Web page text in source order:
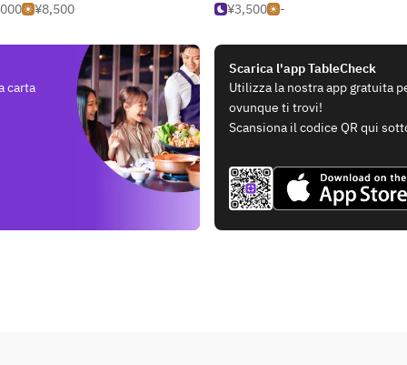
¥8,500
¥3,500
-
carta
Scarica l'app TableCheck
Utilizza la nostra app gratuita
ovunque ti trovi!
Scansiona il codice QR qui